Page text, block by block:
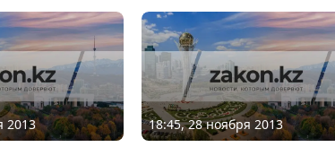
2013 18:45, 28 ноября 2013